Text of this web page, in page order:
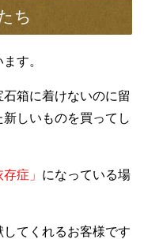
ち
す。
箱に着けないのに留
しいものを買ってし
症」 になっている場
てくれるお客様です